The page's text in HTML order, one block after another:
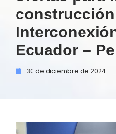
Ecuador –
30 de diciembre de 2024